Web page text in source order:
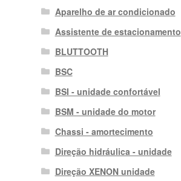
Aparelho de ar condicionado
Assistente de estacionamento
BLUTTOOTH
BSC
BSI - unidade confortável
BSM - unidade do motor
Chassi - amortecimento
Direção hidráulica - unidade
Direção XENON unidade